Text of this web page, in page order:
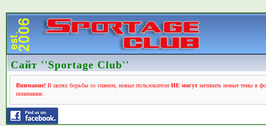
Сайт ''Sportage Club''
Внимание!В целях борьбы со спамом, новые пользователи НЕ могутначинать новые темы в
понимание.